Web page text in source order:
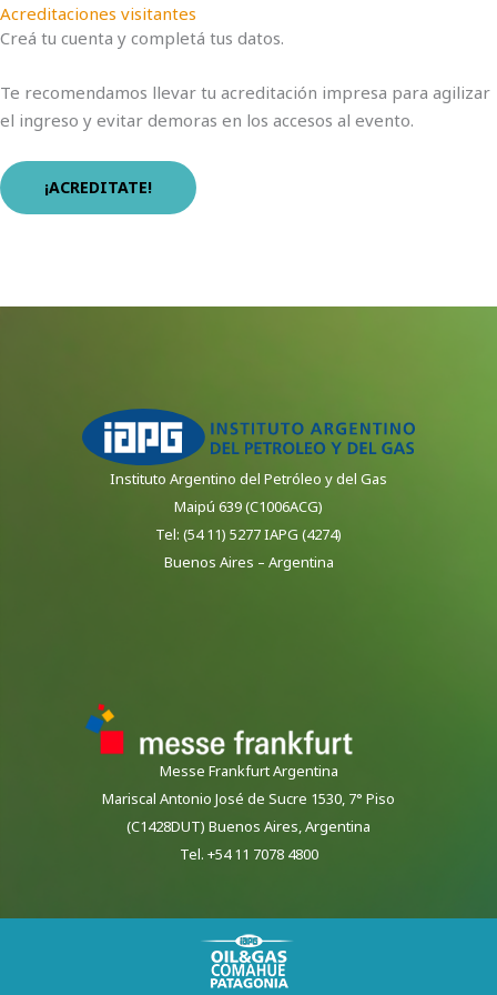
Acreditaciones visitantes
Creá tu cuenta y completá tus datos.
Te recomendamos llevar tu acreditación impresa para agilizar
el ingreso y evitar demoras en los accesos al evento.
¡ACREDITATE!
Instituto Argentino del Petróleo y del Gas
Maipú 639 (C1006ACG)
Tel: (54 11) 5277 IAPG (4274)
Buenos Aires – Argentina
Messe Frankfurt Argentina
Mariscal Antonio José de Sucre 1530, 7° Piso
(C1428DUT) Buenos Aires, Argentina
Tel. +54 11 7078 4800